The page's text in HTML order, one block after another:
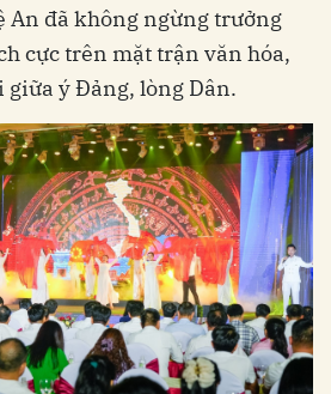
An đã không ngừng trưởng
cực trên mặt trận văn hóa,
giữa ý Đảng, lòng Dân.